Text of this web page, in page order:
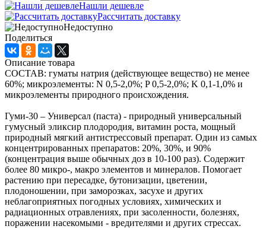
Нашли дешевле
Рассчитать доставку
Недоступно
Поделиться
Описание товара
СОСТАВ: гуматы натрия (действующее вещество) не менее
60%; микроэлементы: N 0,5-2,0%; P 0,5-2,0%; K 0,1-1,0% и
микроэлементы природного происхождения.
Гуми-30 – Универсал (паста) - природный универсальный
гумусный эликсир плодородия, витамин роста, мощный
природный мягкий антистрессовый препарат. Один из самых
концентрированных препаратов: 20%, 30%, и 90%
(концентрация выше обычных доз в 10-100 раз). Содержит
более 80 микро-, макро элементов и минералов. Помогает
растению при пересадке, бутонизации, цветении,
плодоношении, при заморозках, засухе и других
неблагоприятных погодных условиях, химических и
радиационных отравлениях, при засоленности, болезнях,
поражении насекомыми - вредителями и других стрессах.